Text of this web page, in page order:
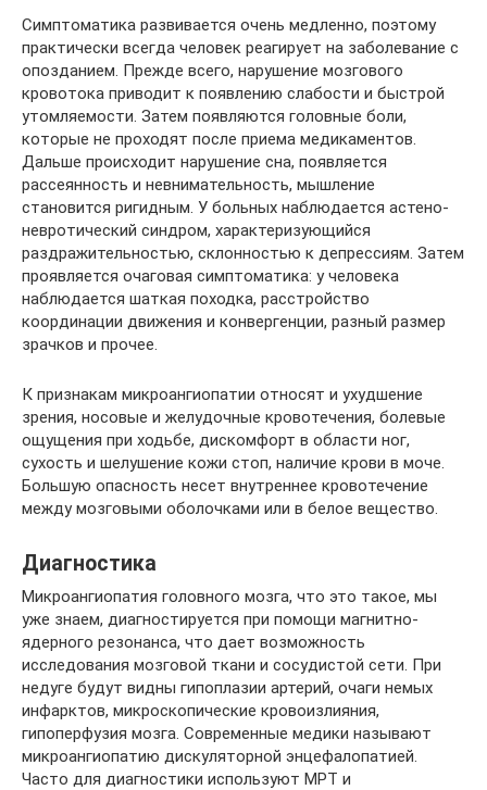
Симптоматика развивается очень медленно, поэтому
практически всегда человек реагирует на заболевание с
опозданием. Прежде всего, нарушение мозгового
кровотока приводит к появлению слабости и быстрой
утомляемости. Затем появляются головные боли,
которые не проходят после приема медикаментов.
Дальше происходит нарушение сна, появляется
рассеянность и невнимательность, мышление
становится ригидным. У больных наблюдается астено-
невротический синдром, характеризующийся
раздражительностью, склонностью к депрессиям. Затем
проявляется очаговая симптоматика: у человека
наблюдается шаткая походка, расстройство
координации движения и конвергенции, разный размер
зрачков и прочее.
К признакам микроангиопатии относят и ухудшение
зрения, носовые и желудочные кровотечения, болевые
ощущения при ходьбе, дискомфорт в области ног,
сухость и шелушение кожи стоп, наличие крови в моче.
Большую опасность несет внутреннее кровотечение
между мозговыми оболочками или в белое вещество.
Диагностика
Микроангиопатия головного мозга, что это такое, мы
уже знаем, диагностируется при помощи магнитно-
ядерного резонанса, что дает возможность
исследования мозговой ткани и сосудистой сети. При
недуге будут видны гипоплазии артерий, очаги немых
инфарктов, микроскопические кровоизлияния,
гипоперфузия мозга. Современные медики называют
микроангиопатию дискуляторной энцефалопатией.
Часто для диагностики используют МРТ и